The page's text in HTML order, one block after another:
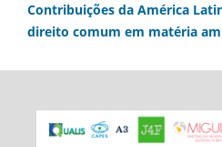
Contribuições da América
direito comum em matéria